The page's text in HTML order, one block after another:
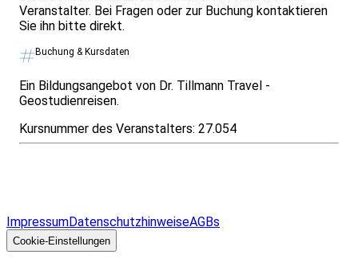
Veranstalter. Bei Fragen oder zur Buchung kontaktieren
Sie ihn bitte direkt.
Buchung & Kursdaten
Ein Bildungsangebot von Dr. Tillmann Travel -
Geostudienreisen.
Kursnummer des Veranstalters: 27.054
ImpressumDatenschutzhinweiseAGBs
Cookie-Einstellungen